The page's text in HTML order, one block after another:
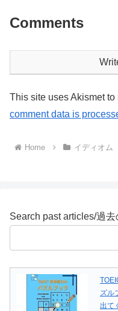
Comments
This site uses Akismet to
comment data is
Home イディオム
Search past articles/過
ズル
出て